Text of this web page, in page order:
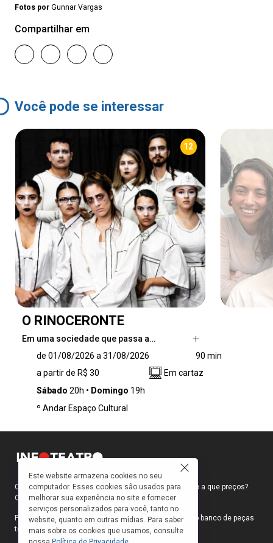
Fotos por Gunnar Vargas
Compartilhar em
Você pode se interessar
12
O RINOCERONTE
Em uma sociedade que passa a…
absurdo como natural, o verdadeiro perigo não
tem chifres nem pele grossa. Diante do coro
coletivo, a Cia Paquiderme traz para o palco
o poder da resistência. Você ainda pensa por
de 01/08/2026 a 31/08/2026
90 min
a partir de R$ 30
Em cartaz
Sábado 20h Domingo 19h
º Andar Espaço Cultural
Como faço para ir ao teatro? Onde compro ingressos e a que preços?
Quais peças estão em cartaz?
Para responder a essas e outras perguntas, criamos o banco de peças
teatrais do INFOTEATRO.
Este website armazena cookies no seu
computador. Esses cookies são usados para
melhorar sua experiência no site e fornecer
serviços personalizados para você, tanto no
website, quanto em outras mídias. Para saber
mais sobre os cookies que usamos, consulte